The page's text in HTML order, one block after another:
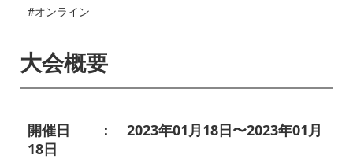
#オンライン
大会概要
開催日 ： 2023年01月18日〜2023年01月
18日